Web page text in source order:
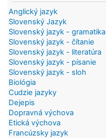
Anglický jazyk
Slovenský Jazyk
Slovenský jazyk - gramatika
Slovenský jazyk - čítanie
Slovenský jazyk - literatúra
Slovenský jazyk - písanie
Slovenský jazyk - sloh
Biológia
Cudzie jazyky
Dejepis
Dopravná výchova
Etická výchova
Francúzsky jazyk